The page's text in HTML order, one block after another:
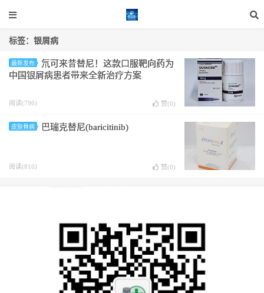
标签：银屑病
最新发布
氘可来昔替尼！这款口服靶向药为
中国银屑病患者带来全新治疗方案
阅读(796) 赞(0)
皮肤骨病 巴瑞克替尼(baricitinib)
阅读(816) 赞(0)